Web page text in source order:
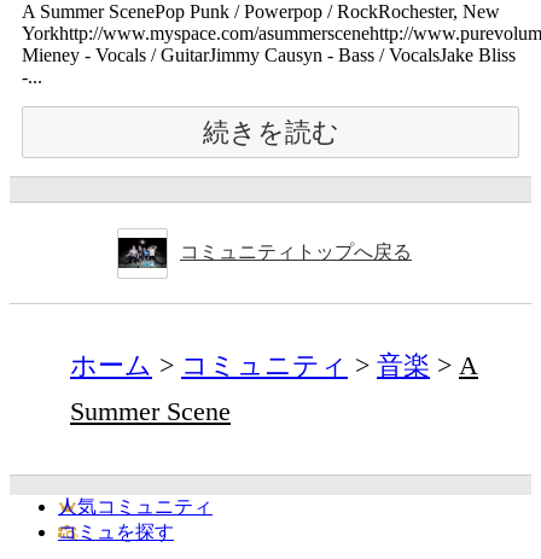
A Summer ScenePop Punk / Powerpop / RockRochester, New
Yorkhttp://www.myspace.com/asummerscenehttp://
Mieney - Vocals / GuitarJimmy Causyn - Bass / VocalsJake Bliss
-...
続きを読む
コミュニティトップへ戻る
ホーム コミュニティ 音楽
A
Summer Scene
人気コミュニティ
コミュを探す